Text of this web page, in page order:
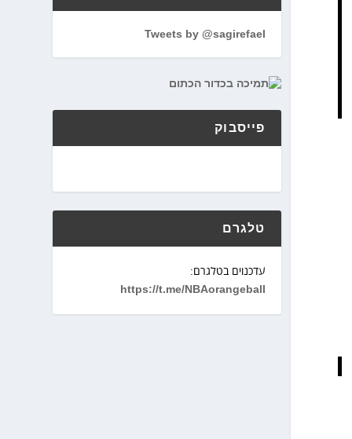
Tweets by @sagirefael
פייסבוק
טלגרם
עדכנוים בטלגרם:
https://t.me/NBAorangeball